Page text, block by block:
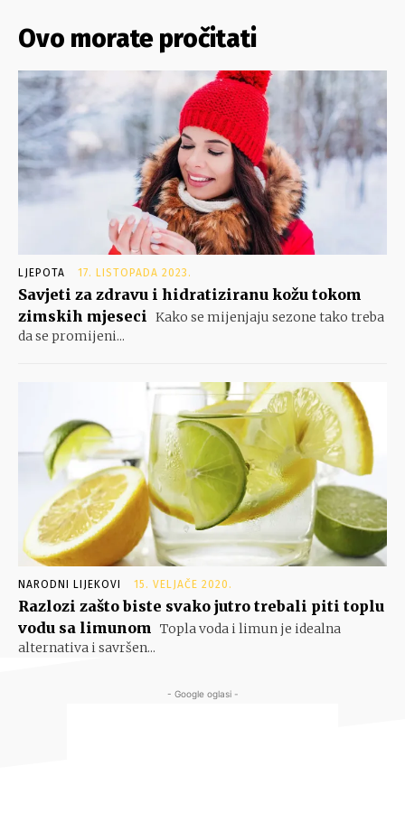
Ovo morate pročitati
LJEPOTA 17. LISTOPADA 2023.
Savjeti za zdravu i hidratiziranu kožu tokom
zimskih mjeseci Kako se mijenjaju sezone tako treba
da se promijeni...
NARODNI LIJEKOVI 15. VELJAČE 2020.
Razlozi zašto biste svako jutro trebali piti toplu
vodu sa limunom Topla voda i limun je idealna
alternativa i savršen...
- Google oglasi -